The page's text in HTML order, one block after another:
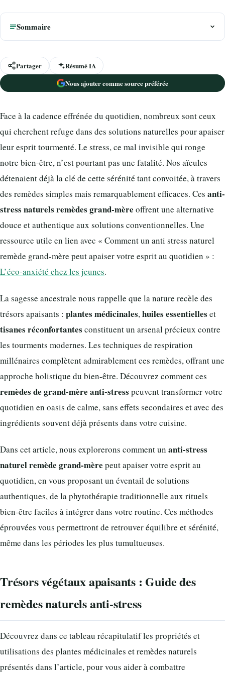
Sommaire
Partager
Résumé IA
Nous ajouter comme source préférée
Face à la cadence effrénée du quotidien, nombreux sont ceux
qui cherchent refuge dans des solutions naturelles pour apaiser
leur esprit tourmenté. Le stress, ce mal invisible qui ronge
notre bien-être, n’est pourtant pas une fatalité. Nos aïeules
détenaient déjà la clé de cette sérénité tant convoitée, à travers
des remèdes simples mais remarquablement efficaces. Ces anti-
stress naturels remèdes grand-mère offrent une alternative
douce et authentique aux solutions conventionnelles. Une
ressource utile en lien avec « Comment un anti stress naturel
remède grand-mère peut apaiser votre esprit au quotidien » :
L’éco-anxiété chez les jeunes.
La sagesse ancestrale nous rappelle que la nature recèle des
trésors apaisants : plantes médicinales,huiles essentielles et
tisanes réconfortantes constituent un arsenal précieux contre
les tourments modernes. Les techniques de respiration
millénaires complètent admirablement ces remèdes, offrant une
approche holistique du bien-être. Découvrez comment ces
remèdes de grand-mère anti-stress peuvent transformer votre
quotidien en oasis de calme, sans effets secondaires et avec des
ingrédients souvent déjà présents dans votre cuisine.
Dans cet article, nous explorerons comment un anti-stress
naturel remède grand-mère peut apaiser votre esprit au
quotidien, en vous proposant un éventail de solutions
authentiques, de la phytothérapie traditionnelle aux rituels
bien-être faciles à intégrer dans votre routine. Ces méthodes
éprouvées vous permettront de retrouver équilibre et sérénité,
même dans les périodes les plus tumultueuses.
Trésors végétaux apaisants : Guide des
remèdes naturels anti-stress
Découvrez dans ce tableau récapitulatif les propriétés et
utilisations des plantes médicinales et remèdes naturels
présentés dans l’article, pour vous aider à combattre